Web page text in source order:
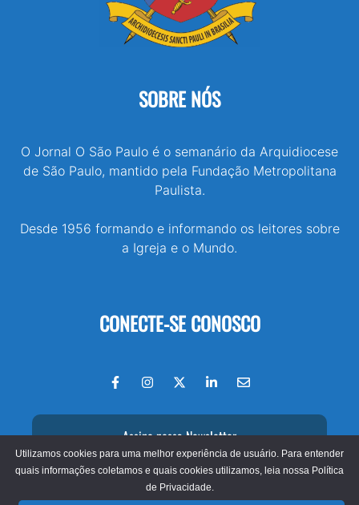
SOBRE NÓS
O Jornal O São Paulo é o semanário da Arquidiocese
de São Paulo, mantido pela Fundação Metropolitana
Paulista.
Desde 1956 formando e informando os leitores sobre
a Igreja e o Mundo.
CONECTE-SE CONOSCO
Assine nossa Newsletter
© 2026 - Jornal O São Paulo
Utilizamos cookies para uma melhor experiência de usuário. Para entender
quais informações coletamos e quais cookies utilizamos, leia nossa Política
de Privacidade.